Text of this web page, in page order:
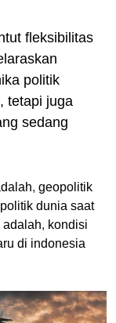
fleksibilitas
politik
tetapi juga
sedang
, geopolitik
dunia saat
adalah, kondisi
di indonesia